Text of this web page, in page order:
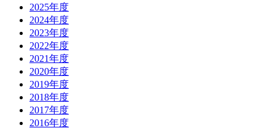
2025年度
2024年度
2023年度
2022年度
2021年度
2020年度
2019年度
2018年度
2017年度
2016年度